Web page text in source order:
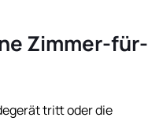
Zimmer-für-
tritt oder die